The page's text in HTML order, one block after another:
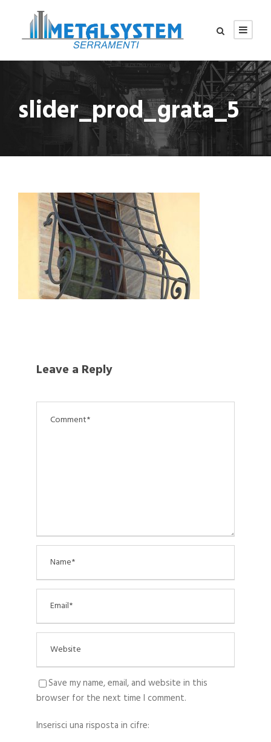
slider_prod_grata_5
Leave a Reply
Save my name, email, and website in this
browser for the next time I comment.
Inserisci una risposta in cifre: